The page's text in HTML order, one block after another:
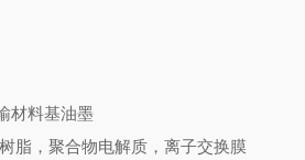
材料基油墨
脂，聚合物电解质，离子交换膜